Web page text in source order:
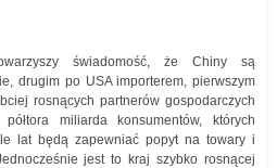
świadomość, że Chiny są
drugim po USA importerem, pierwszym
rosnących partnerów gospodarczych
miliarda konsumentów, których
lat będą zapewniać popyt na towary i
jest to kraj szybko rosnącej